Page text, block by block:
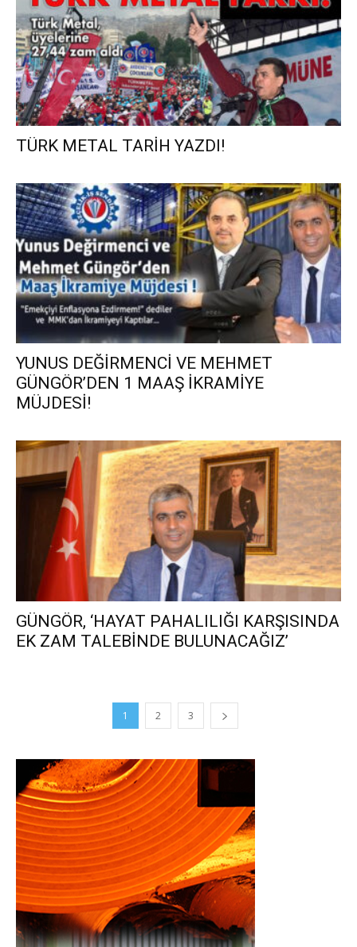
TÜRK METAL TARİH YAZDI!
YUNUS DEĞİRMENCİ VE MEHMET
GÜNGÖR’DEN 1 MAAŞ İKRAMİYE
MÜJDESİ!
GÜNGÖR, ‘HAYAT PAHALILIĞI KARŞISINDA
EK ZAM TALEBİNDE BULUNACAĞIZ’
1 2 3